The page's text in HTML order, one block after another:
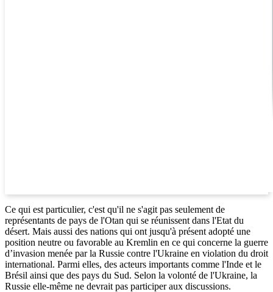
Ce qui est particulier, c'est qu'il ne s'agit pas seulement de
représentants de pays de l'Otan qui se réunissent dans l'Etat du
désert. Mais aussi des nations qui ont jusqu'à présent adopté une
position neutre ou favorable au Kremlin en ce qui concerne la guerre
d’invasion menée par la Russie contre l'Ukraine en violation du droit
international. Parmi elles, des acteurs importants comme l'Inde et le
Brésil ainsi que des pays du Sud. Selon la volonté de l'Ukraine, la
Russie elle-même ne devrait pas participer aux discussions.